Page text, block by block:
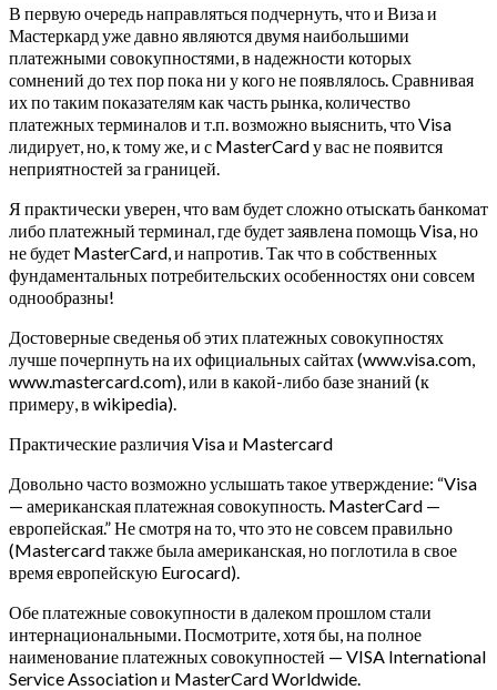
В первую очередь направляться подчернуть, что и Виза и
Мастеркард уже давно являются двумя наибольшими
платежными совокупностями, в надежности которых
сомнений до тех пор пока ни у кого не появлялось.Сравнивая
их по таким показателям как часть рынка, количество
платежных терминалов и т.п. возможно выяснить, что Visa
лидирует, но, к тому же, и с MasterCard у вас не появится
неприятностей за границей.
Я практически уверен, что вам будет сложно отыскать банкомат
либо платежный терминал, где будет заявлена помощь Visa, но
не будет MasterCard, и напротив. Так что в собственных
фундаментальных потребительских особенностях они совсем
однообразны!
Достоверные сведенья об этих платежных совокупностях
лучше почерпнуть на их официальных сайтах (www.visa.com,
www.mastercard.com), или в какой-либо базе знаний (к
примеру, в wikipedia).
Практические различия Visa и Mastercard
Довольно часто возможно услышать такое утверждение: “Visa
— американская платежная совокупность. MasterCard —
европейская.” Не смотря на то, что это не совсем правильно
(Mastercard также была американская, но поглотила в свое
время европейскую Eurocard).
Обе платежные совокупности в далеком прошлом стали
интернациональными. Посмотрите, хотя бы, на полное
наименование платежных совокупностей — VISA International
Service Association и MasterCard Worldwide.